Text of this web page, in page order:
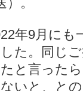
年9月にも
た。同じ
と言った
いと、と